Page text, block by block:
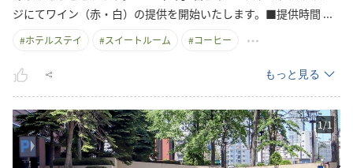
ジにてワイン（赤・白）の提供を開始いたします。■提供時間 ...
#ホテルステイ #スイートルーム #コーヒー
もっと見る
1/1